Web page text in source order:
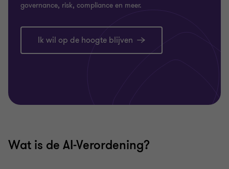
governance, risk, compliance en meer.
Ik wil op de hoogte blijven
Wat is de AI-Verordening?